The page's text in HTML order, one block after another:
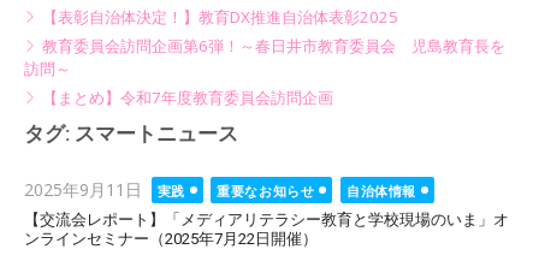
【表彰自治体決定！】教育DX推進自治体表彰2025
教育委員会訪問企画第6弾！～春日井市教育委員会 児島教育長を
訪問～
【まとめ】令和7年度教育委員会訪問企画
タグ: スマートニュース
Posted
on
2025年9月11日 実践 重要なお知らせ
自治体情報
【交流会レポート】「メディアリテラシー教育と学校現場のいま」オ
ンラインセミナー（2025年7月22日開催）